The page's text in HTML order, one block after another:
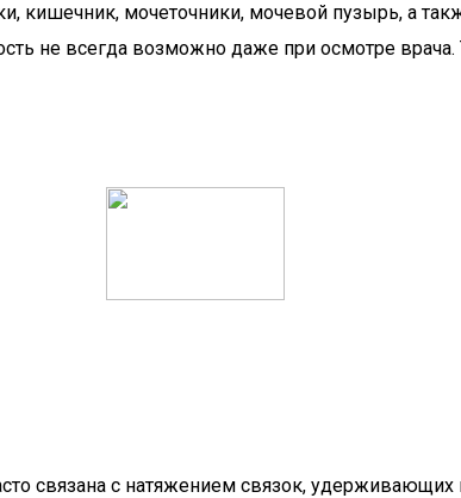
кишечник, мочеточники, мочевой пузырь, а
не всегда возможно даже при осмотре
связана с натяжением связок,